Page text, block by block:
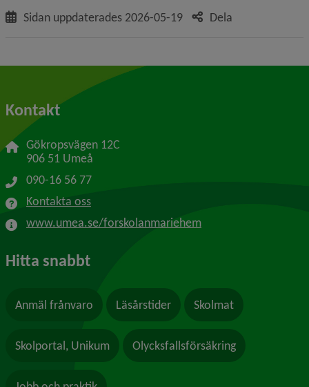
Sidan uppdaterades 2026-05-19 Dela
Kontakt
Gökropsvägen 12C
906 51 Umeå
090-16 56 77
Kontakta oss
www.umea.se/forskolanmariehem
Hitta snabbt
Anmäl frånvaro Läsårstider Skolmat
Skolportal, Unikum Olycksfallsförsäkring